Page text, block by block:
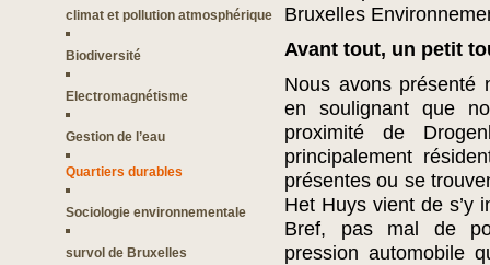
climat et pollution atmosphérique
Biodiversité
Electromagnétisme
Gestion de l’eau
Quartiers durables
Sociologie environnementale
survol de Bruxelles
Bruxelles
Avant tout, un petit
Nous avons présenté
en soulignant que
proximité de
principalement
présentes ou se
Het Huys vient de s’y
Bref, pas mal de
pression automobile